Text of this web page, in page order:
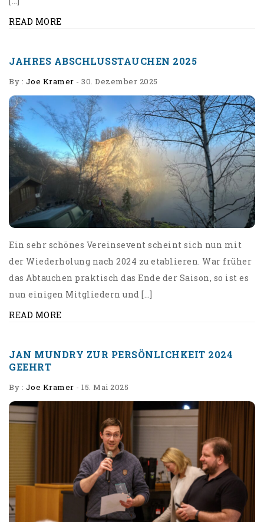
READ MORE
JAHRES ABSCHLUSSTAUCHEN 2025
By : Joe Kramer - 30. Dezember 2025
Ein sehr schönes Vereinsevent scheint sich nun mit
der Wiederholung nach 2024 zu etablieren. War früher
das Abtauchen praktisch das Ende der Saison, so ist es
nun einigen Mitgliedern und […]
READ MORE
JAN MUNDRY ZUR PERSÖNLICHKEIT 2024
GEEHRT
By : Joe Kramer - 15. Mai 2025